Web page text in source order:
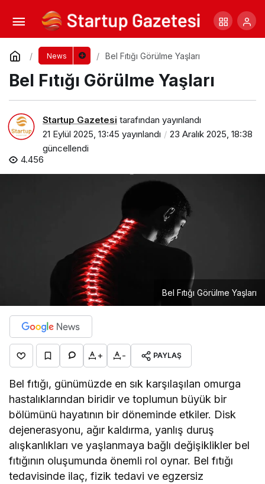
News Bel Fıtığı Görülme Yaşları
Bel Fıtığı Görülme Yaşları
Startup Gazetesi tarafından yayınlandı
21 Eylül 2025, 13:45 yayınlandı
23 Aralık 2025, 18:38
güncellendi
4.456
Bel Fıtığı Görülme Yaşları
+ - PAYLAŞ
Bel fıtığı, günümüzde en sık karşılaşılan omurga
hastalıklarından biridir ve toplumun büyük bir
bölümünü hayatının bir döneminde etkiler. Disk
dejenerasyonu, ağır kaldırma, yanlış duruş
alışkanlıkları ve yaşlanmaya bağlı değişiklikler bel
fıtığının oluşumunda önemli rol oynar. Bel fıtığı
tedavisinde ilaç, fizik tedavi ve egzersiz
Beslenme ve İnflamazomlar: Bağırsaktan
Hücre Çekirdeğine Uzanan Sessiz Savaş
Yorum Yap